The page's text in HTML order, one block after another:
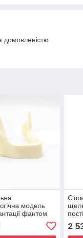
домовленістю
модель
фантом
2